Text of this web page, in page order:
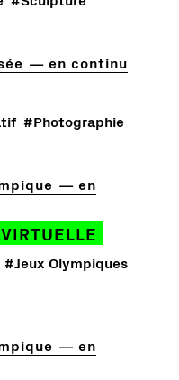
en continu
#Photographie
en
#Jeux Olympiques
en